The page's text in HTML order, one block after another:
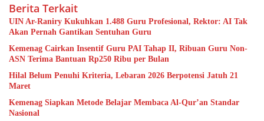
Berita Terkait
UIN Ar-Raniry Kukuhkan 1.488 Guru Profesional, Rektor: AI Tak
Akan Pernah Gantikan Sentuhan Guru
Kemenag Cairkan Insentif Guru PAI Tahap II, Ribuan Guru Non-
ASN Terima Bantuan Rp250 Ribu per Bulan
Hilal Belum Penuhi Kriteria, Lebaran 2026 Berpotensi Jatuh 21
Maret
Kemenag Siapkan Metode Belajar Membaca Al-Qur’an Standar
Nasional